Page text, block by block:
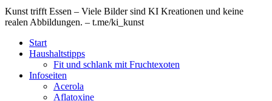
Kunst trifft Essen – Viele Bilder sind KI Kreationen und keine
realen Abbildungen. – t.me/ki_kunst
Start
Haushaltstipps
Fit und schlank mit Fruchtexoten
Infoseiten
Acerola
Aflatoxine